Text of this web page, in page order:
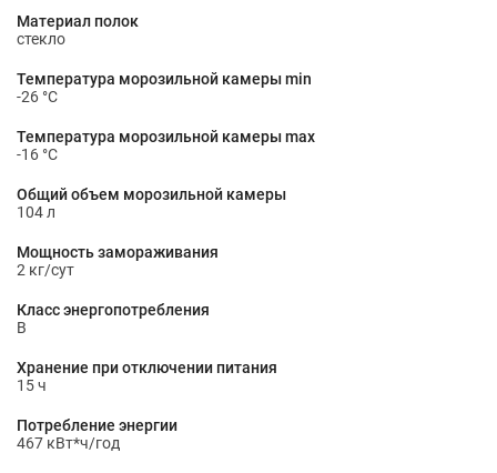
Материал полок
стекло
Температура морозильной камеры min
-26 °С
Температура морозильной камеры max
-16 °С
Общий объем морозильной камеры
104 л
Мощность замораживания
2 кг/сут
Класс энергопотребления
B
Хранение при отключении питания
15 ч
Потребление энергии
467 кВт*ч/год